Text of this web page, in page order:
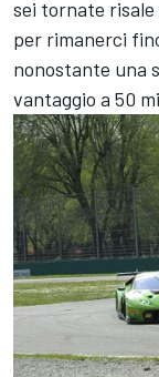
sei tornate risale
per rimanerci
nonostante una
vantaggio a 50